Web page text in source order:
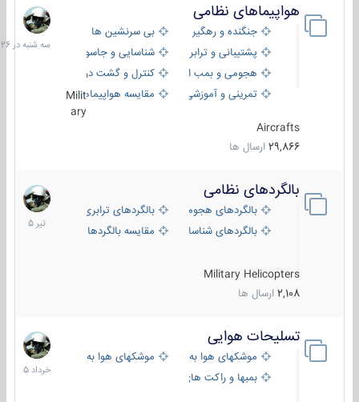
هواپیماهای نظامی
جنگنده و رهگیر
بی سرنشین ها
پشتیبانی و ترابری
شناسایی و جاسوسی
هجومی و بمب افکن
کنترل و گشت دریایی
تمرینی و آموزشی
مقایسه هواپیماهاMilit
ary
Aircrafts
29,866 ارسال ها
سه
شنبه
در
بالگردهای نظامی
بالگردهای هجومی
بالگردهای ترابری
بالگردهای شناسایی
مقایسه بالگردها
Military Helicopters
2,108 ارسال ها
22
تیر
1405
تسلیحات هوایی
موشکهای هوا به هوا
موشکهای هوا به سطح
بمبها و راکت های هوایی
30
خرداد
1405